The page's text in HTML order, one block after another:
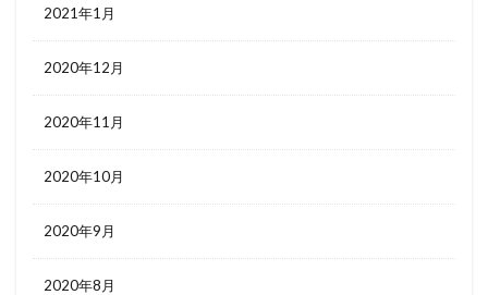
2021年1月
2020年12月
2020年11月
2020年10月
2020年9月
2020年8月